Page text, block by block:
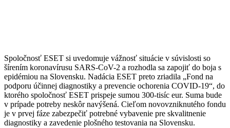
Spoločnosť ESET si uvedomuje vážnosť situácie v súvislosti so
šírením koronavírusu SARS-CoV-2 a rozhodla sa zapojiť do boja s
epidémiou na Slovensku. Nadácia ESET preto zriadila „Fond na
podporu účinnej diagnostiky a prevencie ochorenia COVID-19“, do
ktorého spoločnosť ESET prispeje sumou 300-tisíc eur. Suma bude
v prípade potreby neskôr navýšená. Cieľom novovzniknutého fondu
je v prvej fáze zabezpečiť potrebné vybavenie pre skvalitnenie
diagnostiky a zavedenie plošného testovania na Slovensku.